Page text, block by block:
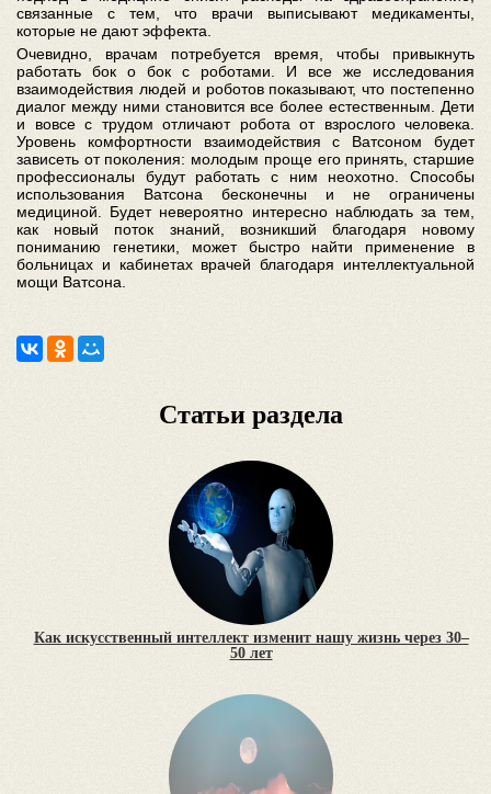
связанные с тем, что врачи выписывают медикаменты,
которые не дают эффекта.
Очевидно, врачам потребуется время, чтобы привыкнуть
работать бок о бок с роботами. И все же исследования
взаимодействия людей и роботов показывают, что постепенно
диалог между ними становится все более естественным. Дети
и вовсе с трудом отличают робота от взрослого человека.
Уровень комфортности взаимодействия с Ватсоном будет
зависеть от поколения: молодым проще его принять, старшие
профессионалы будут работать с ним неохотно. Способы
использования Ватсона бесконечны и не ограничены
медициной. Будет невероятно интересно наблюдать за тем,
как новый поток знаний, возникший благодаря новому
пониманию генетики, может быстро найти применение в
больницах и кабинетах врачей благодаря интеллектуальной
мощи Ватсона.
Статьи раздела
Как искусственный интеллект изменит нашу жизнь через 30–
50 лет